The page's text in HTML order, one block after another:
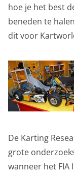
hoe je het best
beneden te
dit voor
De Karting
grote
wanneer het